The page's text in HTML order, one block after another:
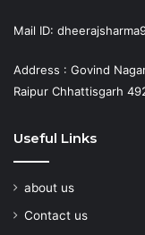
Mail ID:
Address : Govind
Raipur Chhattisgarh
Useful Links
about us
Contact us